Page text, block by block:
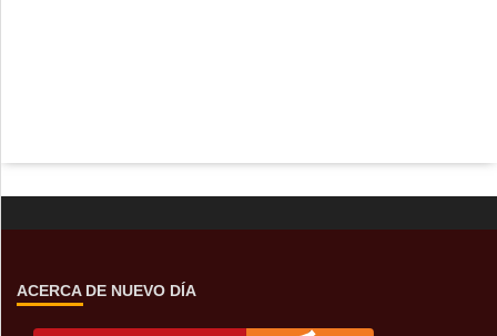
ACERCA DE NUEVO DÍA